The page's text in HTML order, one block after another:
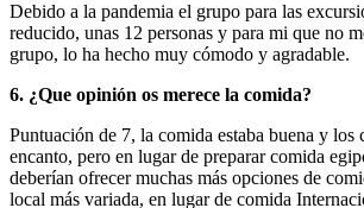
Debido a la pandemia el grupo para las
reducido, unas 12 personas y para mi que no
grupo, lo ha hecho muy cómodo y agradable.
6. ¿Que opinión os merece la comida?
Puntuación de 7, la comida estaba buena y los
encanto, pero en lugar de preparar comida
deberían ofrecer muchas más opciones de
local más variada, en lugar de comida